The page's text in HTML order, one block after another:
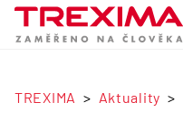
TREXIMA Aktuality